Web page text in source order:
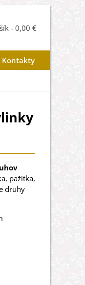
- 0,00 €
Kontakty
pažitka,
druhy